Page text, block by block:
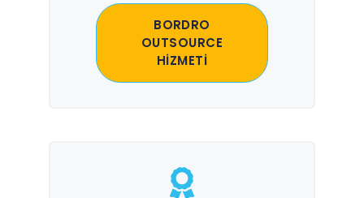
BORDRO
OUTSOURCE
HİZMETİ